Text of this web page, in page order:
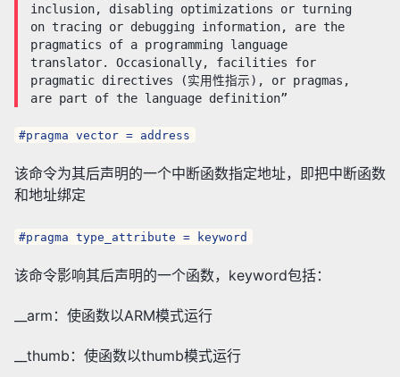
inclusion, disabling optimizations or turning
on tracing or debugging information, are the
pragmatics of a programming language
translator. Occasionally, facilities for
pragmatic directives (实用性指示), or pragmas,
are part of the language definition”
#pragma vector = address
该命令为其后声明的一个中断函数指定地址，即把中断函数
和地址绑定
#pragma type_attribute = keyword
该命令影响其后声明的一个函数，keyword包括：
__arm：使函数以ARM模式运行
__thumb：使函数以thumb模式运行